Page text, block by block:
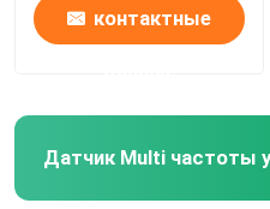
контактные